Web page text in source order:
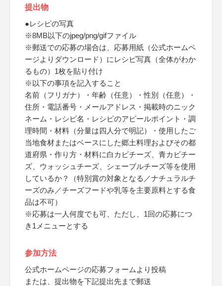
提出物
●レシピの写真
※8MB以下のjpeg/png/gifファイル
※郵送での応募の場合は、応募用紙（公式ホームペ
ージよりダウンロード）にレシピ写真（全体がわか
るもの）1枚を貼り付け
※以下の事項を記入すること
名前（フリガナ）・年齢（任意）・性別（任意）・
住所・電話番号・メールアドレス・掲載時のニック
ネーム・レシピ名・レシピのアピールポイント・調
理時間・材料（分量は四人分で明記）・使用したご
当地食材またはベースにした郷土料理およびその都
道府県・作り方・材料に白カビチーズ、青カビチー
ズ、ウォッシュチーズ、シェーブルチーズ等を使用
しているか？（特別賞の対象となる／ナチュラルチ
ーズのみ／チーズフードや乳等を主要原料とする食
品は不可）
※応募は一人何度でも可、ただし、1回の応募につ
き1メニューとする
参加方法
公式ホームページの応募フォームより投稿
または、提出物を下記提出先まで郵送